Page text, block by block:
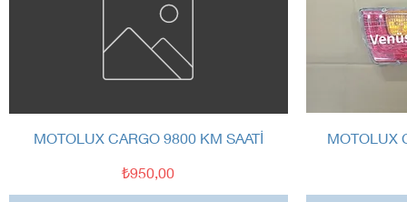
Hızlı Bakış
MOTOLUX CARGO 9800 KM SAATİ
Fiyat
₺950,00
MOTOLUX